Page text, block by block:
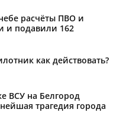
расчёты ПВО и
и подавили 162
как действовать?
ВСУ на Белгород
трагедия города